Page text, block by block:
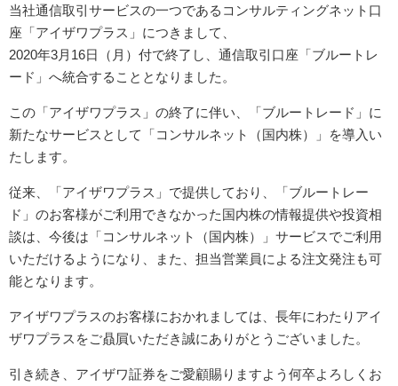
当社通信取引サービスの一つであるコンサルティングネット口
座「アイザワプラス」につきまして、
2020年3月16日（月）付で終了し、通信取引口座「ブルートレ
ード」へ統合することとなりました。
この「アイザワプラス」の終了に伴い、「ブルートレード」に
新たなサービスとして「コンサルネット（国内株）」を導入い
たします。
従来、「アイザワプラス」で提供しており、「ブルートレー
ド」のお客様がご利用できなかった国内株の情報提供や投資相
談は、今後は「コンサルネット（国内株）」サービスでご利用
いただけるようになり、また、担当営業員による注文発注も可
能となります。
アイザワプラスのお客様におかれましては、長年にわたりアイ
ザワプラスをご贔屓いただき誠にありがとうございました。
引き続き、アイザワ証券をご愛顧賜りますよう何卒よろしくお